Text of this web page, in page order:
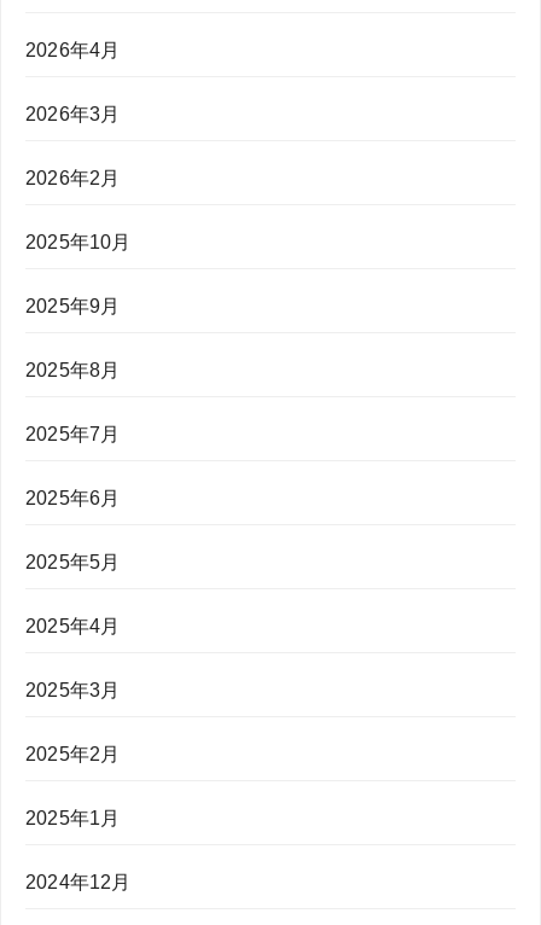
2026年4月
2026年3月
2026年2月
2025年10月
2025年9月
2025年8月
2025年7月
2025年6月
2025年5月
2025年4月
2025年3月
2025年2月
2025年1月
2024年12月